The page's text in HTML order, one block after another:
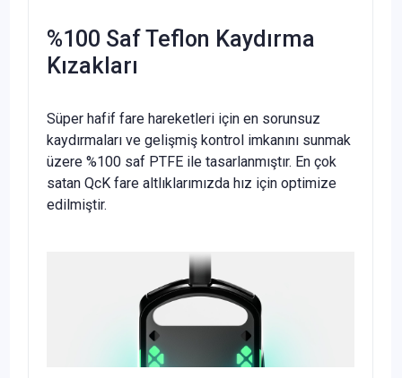
%100 Saf Teflon Kaydırma
Kızakları
Süper hafif fare hareketleri için en sorunsuz
kaydırmaları ve gelişmiş kontrol imkanını sunmak
üzere %100 saf PTFE ile tasarlanmıştır. En çok
satan QcK fare altlıklarımızda hız için optimize
edilmiştir.